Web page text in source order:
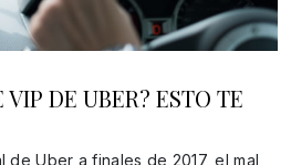
DE UBER? ESTO TE
de Uber a finales de 2017, el mal